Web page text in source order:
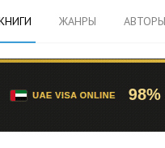
ЖАНРЫ АВТОРЫ